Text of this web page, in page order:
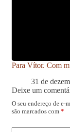
Para Vítor. Com
31 de
Deixe um
O seu endereço de e-
são marcados com *